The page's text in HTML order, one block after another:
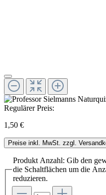
Regulärer Preis:
1,50 €
Preise inkl. MwSt. zzgl.
Produkt Anzahl: Gib den
die Schaltflächen um die
reduzieren.